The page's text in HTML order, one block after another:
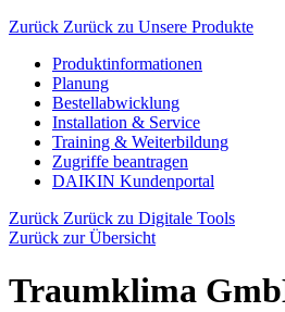
Zurück Zurück zu Unsere Produkte
Produktinformationen
Planung
Bestellabwicklung
Installation & Service
Training & Weiterbildung
Zugriffe beantragen
DAIKIN Kundenportal
Zurück Zurück zu Digitale Tools
Zurück zur Übersicht
Traumklima